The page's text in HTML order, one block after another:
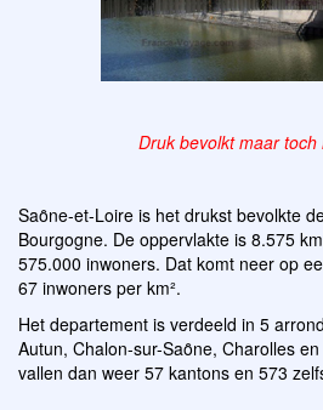
Druk bevolkt maar toch
Saȏne-et-Loire is het drukst bevolkte
Bourgogne. De oppervlakte is 8.575
575.000 inwoners. Dat komt neer op
67 inwoners per km².
Het departement is verdeeld in 5
Autun, Chalon-sur-Saȏne, Charolles
vallen dan weer 57 kantons en 573